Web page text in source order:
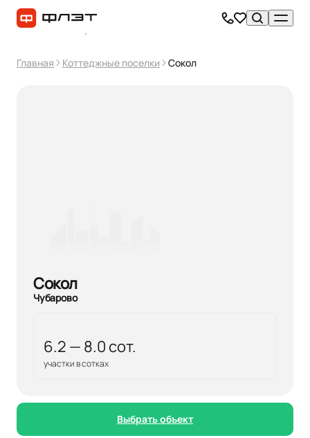
Главная Коттеджные поселки Сокол
Сокол
Чубарово
6.2 — 8.0 сот.
участки в сотках
Выбрать объект